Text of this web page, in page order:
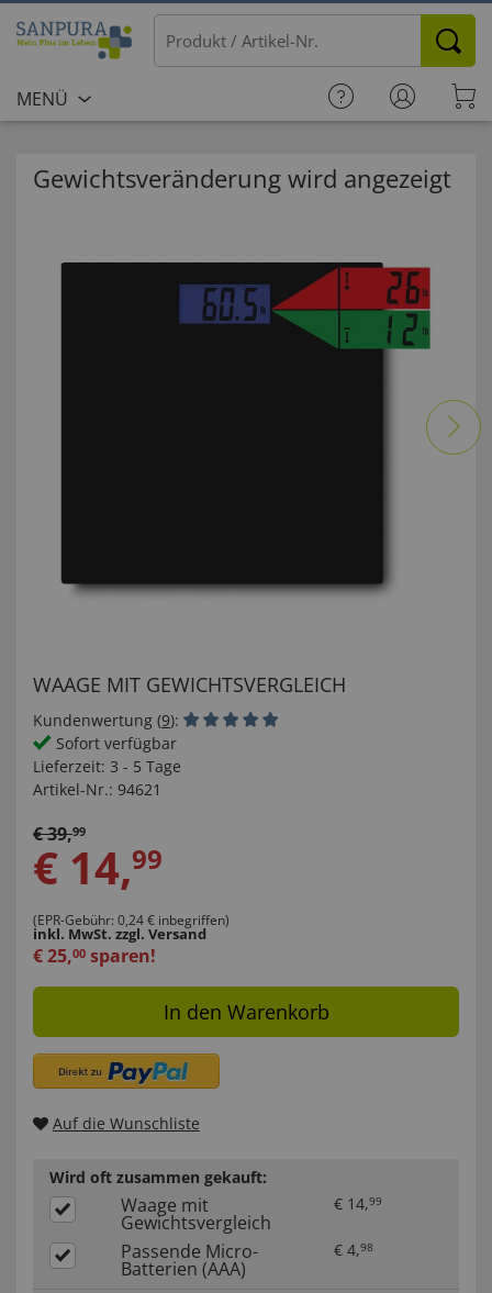
MENÜ
Gewichtsveränderung wird angezeigt
WAAGE MIT GEWICHTSVERGLEICH
Kundenwertung (9):
Sofort verfügbar
Lieferzeit: 3 - 5 Tage
Artikel-Nr.: 94621
€39,99
€ 14,99
(EPR-Gebühr: 0,24 € inbegriffen)
inkl. MwSt. zzgl. Versand
€25,00 sparen!
In den Warenkorb
Auf die Wunschliste
Wird oft zusammen gekauft:
Waage mit
Gewichtsvergleich
€ 14,99
Passende Micro-
Batterien (AAA)
€ 4,98